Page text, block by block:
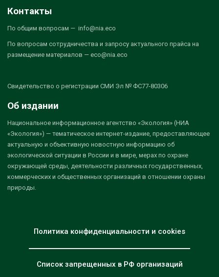
Контакты
По общим вопросам — info@nia.eco
По вопросам сотрудничества и запросу актуального прайса на
размещение материалов — eco@nia.eco
Свидетельство о регистрации СМИ Эл № ФС77-80306
Об издании
Национальное информационное агентство «Экология» (НИА
«Экология») — тематическое интернет-издание, предоставляющее
актуальную и объективную новостную информацию об
экологической ситуации в России и в мире, мерах по охране
окружающей среды, деятельности различных государственных,
коммерческих и общественных организаций в отношении охраны
природы.
Политика конфиденциальности и cookies
Список запрещенных в РФ организаций